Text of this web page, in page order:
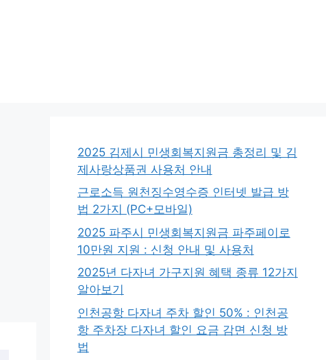
2025 김제시 민생회복지원금 총정리 및 김
제사랑상품권 사용처 안내
근로소득 원천징수영수증 인터넷 발급 방
법 2가지 (PC+모바일)
2025 파주시 민생회복지원금 파주페이로
10만원 지원 : 신청 안내 및 사용처
2025년 다자녀 가구지원 혜택 종류 12가지
알아보기
인천공항 다자녀 주차 할인 50% : 인천공
항 주차장 다자녀 할인 요금 감면 신청 방
법